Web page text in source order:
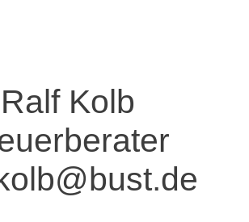
Ralf Kolb